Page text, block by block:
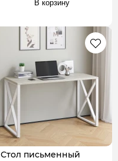
В корзину
Стол письменный